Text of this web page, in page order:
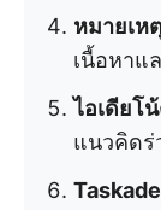
หมายเห
เนื้อหาแ
ไอเดียโ
แนวคิดร่